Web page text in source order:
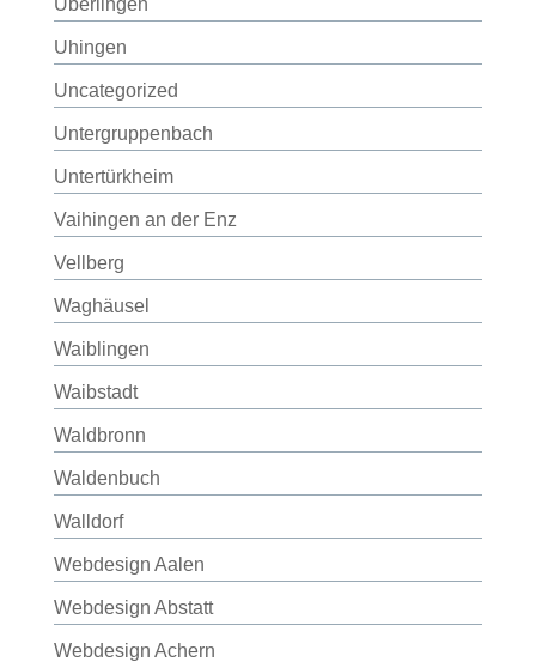
Überlingen
Uhingen
Uncategorized
Untergruppenbach
Untertürkheim
Vaihingen an der Enz
Vellberg
Waghäusel
Waiblingen
Waibstadt
Waldbronn
Waldenbuch
Walldorf
Webdesign Aalen
Webdesign Abstatt
Webdesign Achern